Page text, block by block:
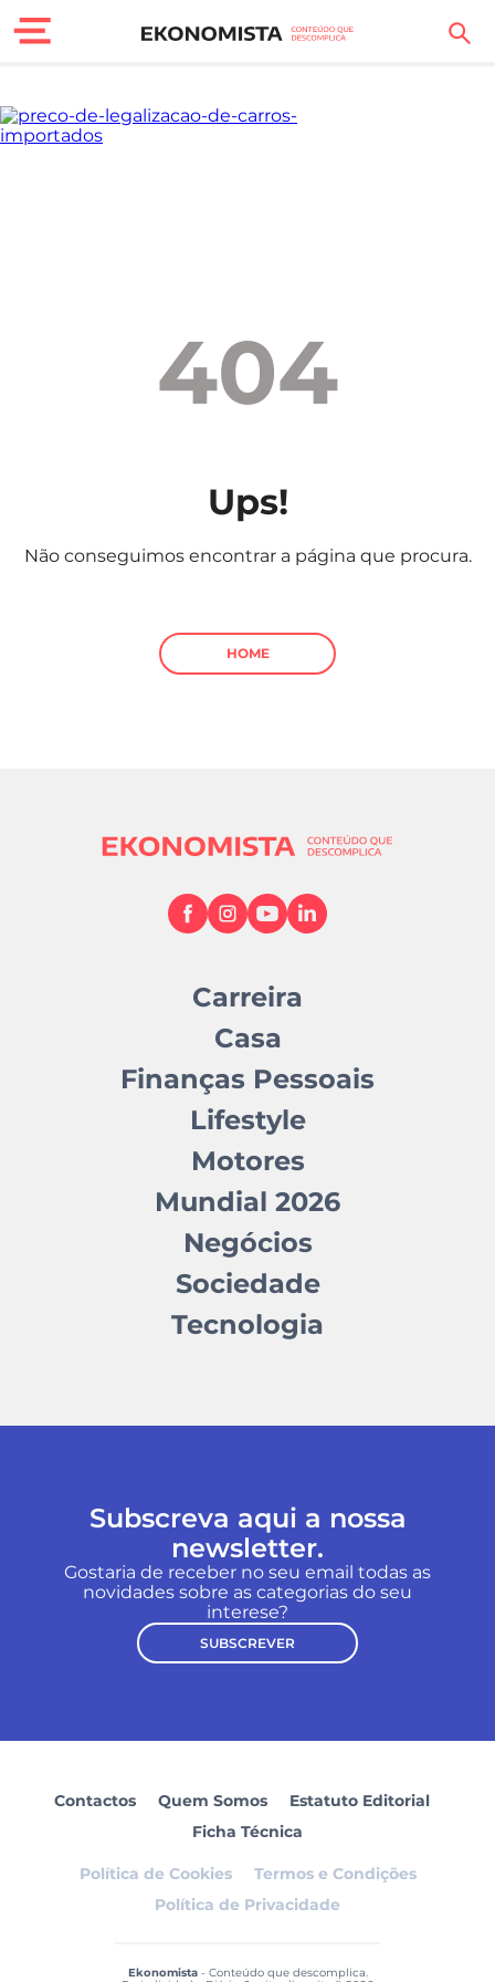
Finanças Pessoais
Motores
Sociedade
Mundial 2026
404
Ups!
Não conseguimos encontrar a página que procura.
HOME
Carreira
Casa
Finanças Pessoais
Lifestyle
Motores
Mundial 2026
Negócios
Sociedade
Tecnologia
Subscreva aqui a nossa
newsletter.
Gostaria de receber no seu email todas as
novidades sobre as categorias do seu
interese?
SUBSCREVER
Contactos Quem Somos
Estatuto Editorial
Ficha Técnica
Política de Cookies
Termos e Condições
Política de Privacidade
Ekonomista- Conteúdo que descomplica.